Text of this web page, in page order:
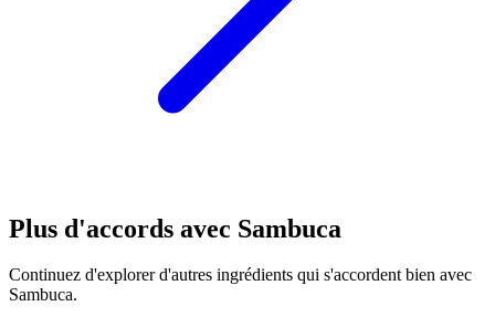
Plus d'accords avec Sambuca
Continuez d'explorer d'autres ingrédients qui s'accordent bien avec
Sambuca.